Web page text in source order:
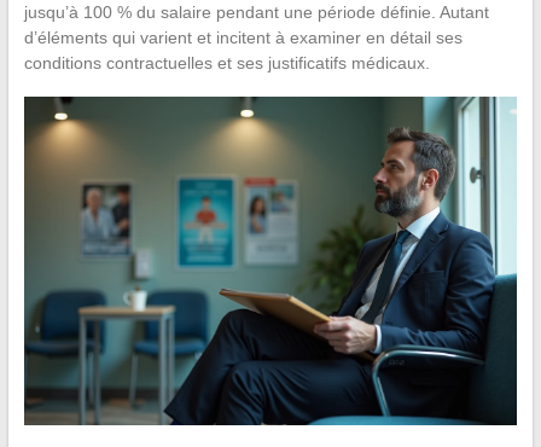
jusqu’à 100 % du salaire pendant une période définie. Autant
d’éléments qui varient et incitent à examiner en détail ses
conditions contractuelles et ses justificatifs médicaux.